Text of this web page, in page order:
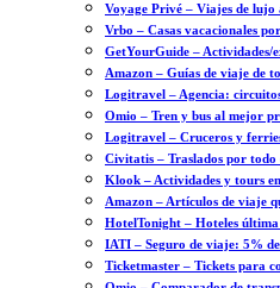
Voyage Privé – Viajes de
Vrbo – Casas vacacionales
GetYourGuide – Actividades/
Amazon – Guías de viaje de
Logitravel – Agencia:
Omio – Tren y bus al mejor
Logitravel – Cruceros y
Civitatis – Traslados por todo
Klook – Actividades y tours
Amazon – Artículos de viaje
HotelTonight – Hoteles
IATI – Seguro de viaje: 5%
Ticketmaster – Tickets para